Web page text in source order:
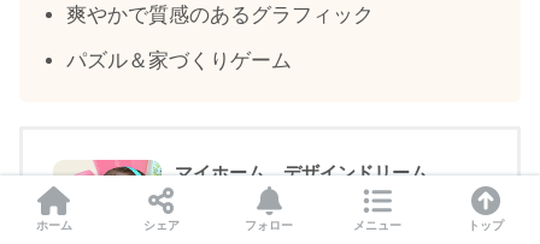
爽やかで質感のあるグラフィック
パズル＆家づくりゲーム
マイホーム デザインドリーム
ZenLife Games Pte. Ltd.
ホーム シェア フォロー メニュー トップ